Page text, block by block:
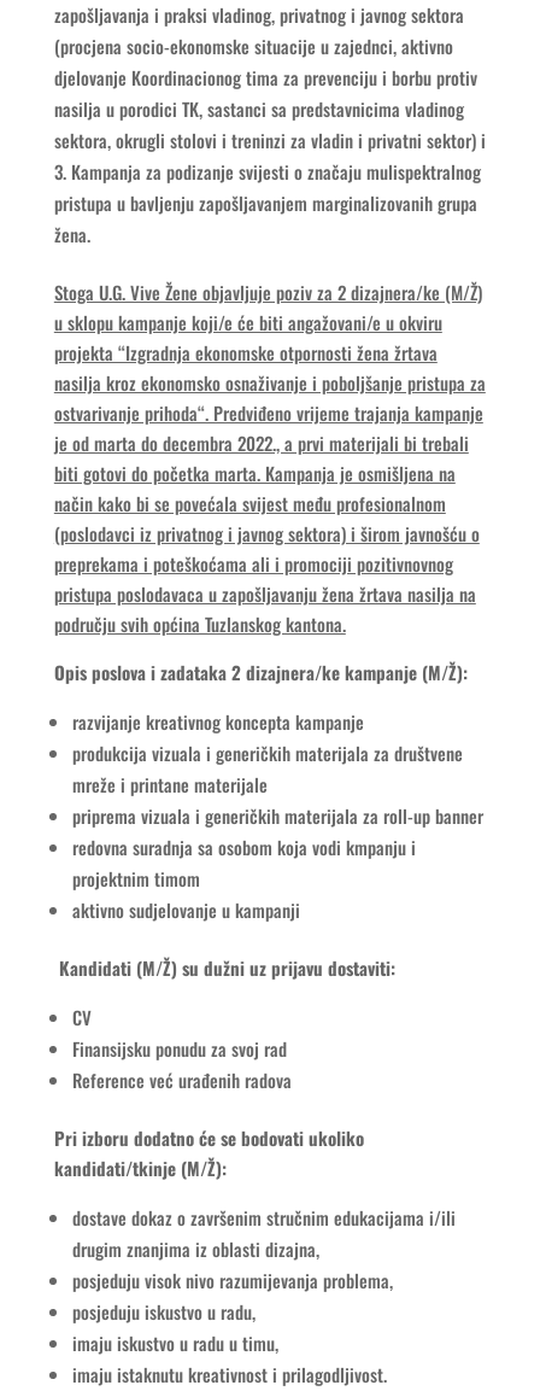
zapošljavanja i praksi vladinog, privatnog i javnog sektora
(procjena socio-ekonomske situacije u zajednci, aktivno
djelovanje Koordinacionog tima za prevenciju i borbu protiv
nasilja u porodici TK, sastanci sa predstavnicima vladinog
sektora, okrugli stolovi i treninzi za vladin i privatni sektor) i
Kampanja za podizanje svijesti o značaju mulispektralnog
pristupa u bavljenju zapošljavanjem marginalizovanih grupa
žena.
Stoga U.G. Vive Žene objavljuje poziv za 2 dizajnera/ke (M/Ž)
u sklopu kampanje koji/e će biti angažovani/e u okviru
projekta “Izgradnja ekonomske otpornosti žena žrtava
nasilja kroz ekonomsko osnaživanje i poboljšanje pristupa za
ostvarivanje prihoda“. Predviđeno vrijeme trajanja kampanje
je od marta do decembra 2022., a prvi materijali bi trebali
biti gotovi do početka marta. Kampanja je osmišljena na
način kako bi se povećala svijest među profesionalnom
(poslodavci iz privatnog i javnog sektora) i širom javnošću o
preprekama i poteškoćama ali i promociji pozitivnovnog
pristupa poslodavaca u zapošljavanju žena žrtava nasilja na
području svih općina Tuzlanskog kantona.
Opis poslova i zadataka 2 dizajnera/ke kampanje (M/Ž):
razvijanje kreativnog koncepta kampanje
produkcija vizuala i generičkih materijala za društvene
mreže i printane materijale
priprema vizuala i generičkih materijala za roll-up banner
redovna suradnja sa osobom koja vodi kmpanju i
projektnim timom
aktivno sudjelovanje u kampanji
Kandidati (M/Ž) su dužni uz prijavu dostaviti:
CV
Finansijsku ponudu za svoj rad
Reference već urađenih radova
Pri izboru dodatno će se bodovati ukoliko
kandidati/tkinje (M/Ž):
dostave dokaz o završenim stručnim edukacijama i/ili
drugim znanjima iz oblasti dizajna,
posjeduju visok nivo razumijevanja problema,
posjeduju iskustvo u radu,
imaju iskustvo u radu u timu,
imaju istaknutu kreativnost i prilagodljivost.